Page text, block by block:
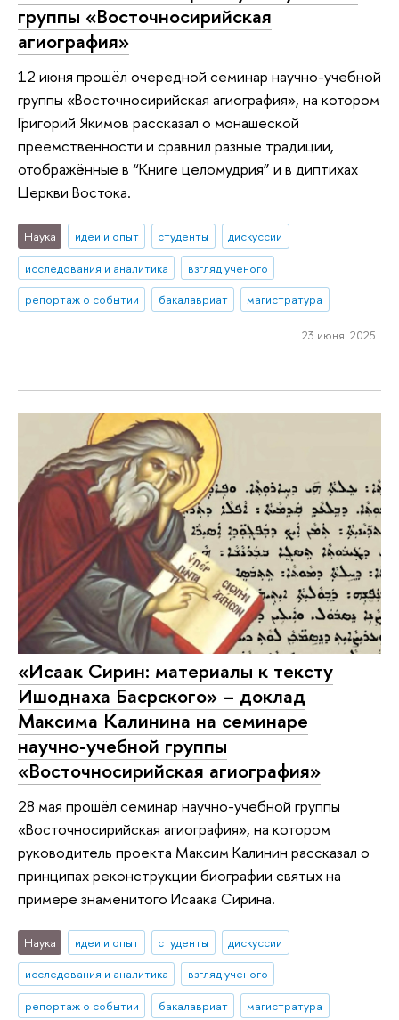
группы «Восточносирийская
агиография»
12 июня прошёл очередной семинар научно-учебной
группы «Восточносирийская агиография», на котором
Григорий Якимов рассказал о монашеской
преемственности и сравнил разные традиции,
отображённые в “Книге целомудрия” и в диптихах
Церкви Востока.
Наука идеи и опыт студенты
дискуссии
исследования и аналитика
взгляд ученого
репортаж о событии
бакалавриат магистратура
23 июня 2025
«Исаак Сирин: материалы к тексту
Ишоднаха Басрского» – доклад
Максима Калинина на семинаре
научно-учебной группы
«Восточносирийская агиография»
28 мая прошёл семинар научно-учебной группы
«Восточносирийская агиография», на котором
руководитель проекта Максим Калинин рассказал о
принципах реконструкции биографии святых на
примере знаменитого Исаака Сирина.
Наука идеи и опыт студенты
дискуссии
исследования и аналитика
взгляд ученого
репортаж о событии
бакалавриат магистратура